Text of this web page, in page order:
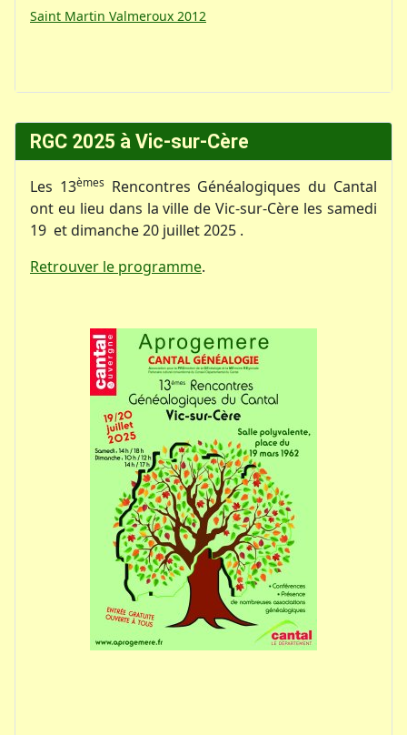
RGC 2025 à Vic-sur-Cère
Les 13èmes Rencontres Généalogiques du Cantal
ont eu lieu dans la ville de Vic-sur-Cère les samedi
19 et dimanche 20 juillet 2025 .
Retrouver le programme.
Saint Martin Valmeroux 2012